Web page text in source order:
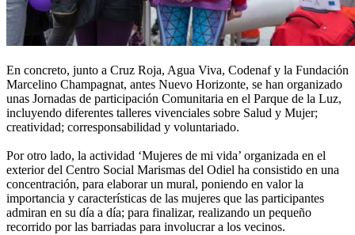
En concreto, junto a Cruz Roja, Agua Viva, Codenaf y la Fundación
Marcelino Champagnat, antes Nuevo Horizonte, se han organizado
unas Jornadas de participación Comunitaria en el Parque de la Luz,
incluyendo diferentes talleres vivenciales sobre Salud y Mujer;
creatividad; corresponsabilidad y voluntariado.
Por otro lado, la actividad ‘Mujeres de mi vida’ organizada en el
exterior del Centro Social Marismas del Odiel ha consistido en una
concentración, para elaborar un mural, poniendo en valor la
importancia y características de las mujeres que las participantes
admiran en su día a día; para finalizar, realizando un pequeño
recorrido por las barriadas para involucrar a los vecinos.